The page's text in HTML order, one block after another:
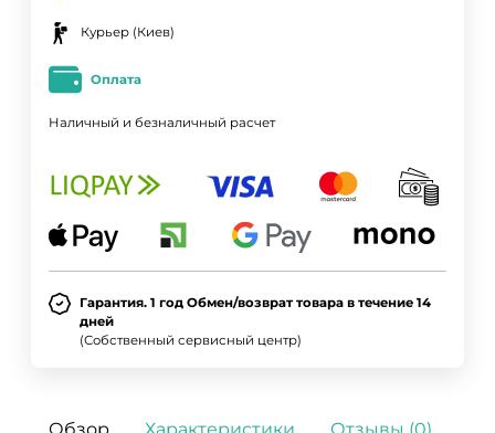
Курьер (Киев)
Оплата
Наличный и безналичный расчет
Гарантия. 1 год Обмен/возврат товара в течение 14
дней
(Собственный сервисный центр)